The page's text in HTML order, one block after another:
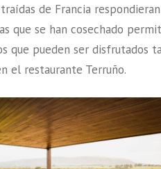
de Francia
que se han cosechado
que pueden ser disfrutados
el restaurante Terruño.